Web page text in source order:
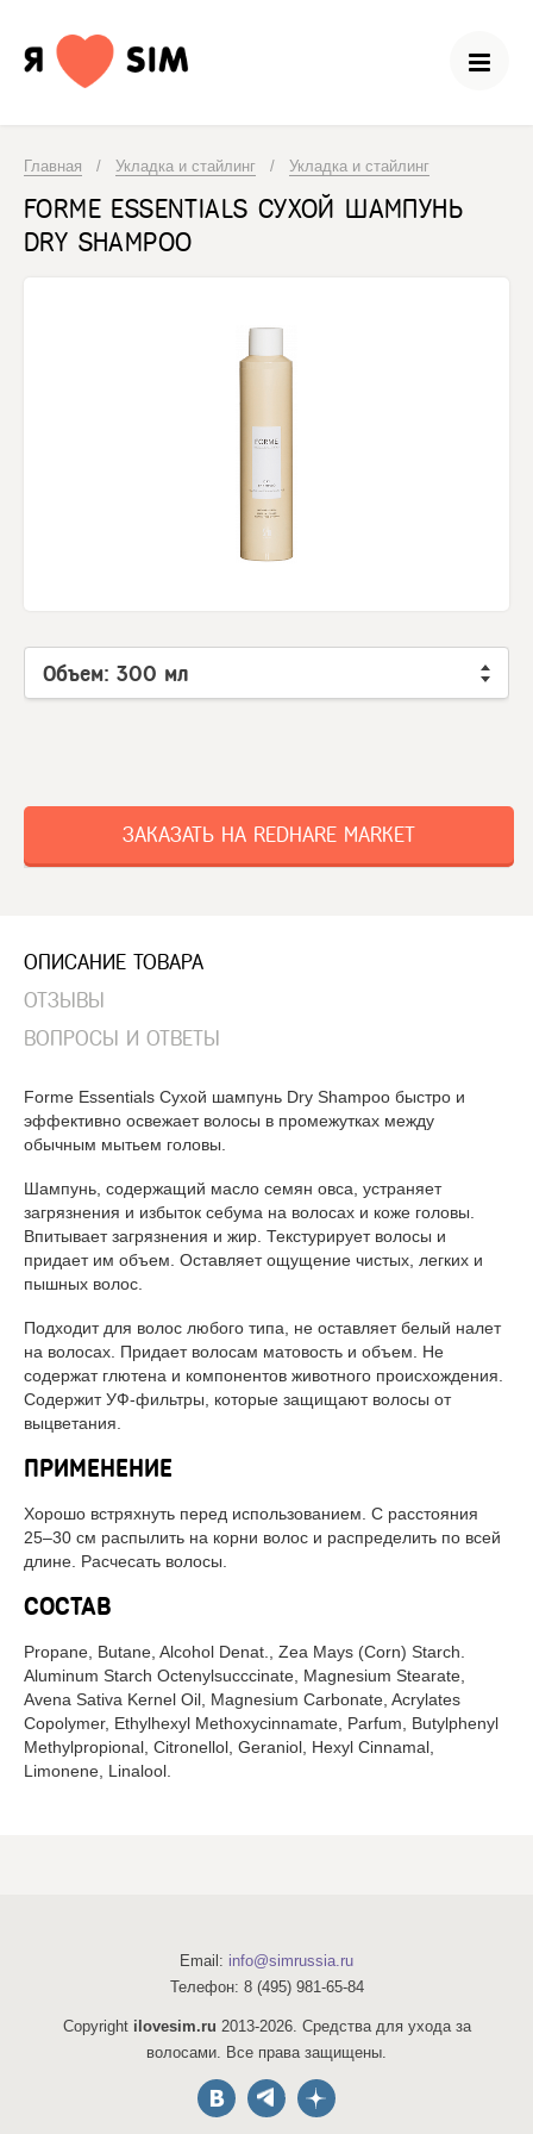
Главная / Укладка и стайлинг / Укладка и стайлинг
FORME ESSENTIALS СУХОЙ ШАМПУНЬ
DRY SHAMPOO
Объем: 300 мл
ЗАКАЗАТЬ НА REDHARE MARKET
ОПИСАНИЕ ТОВАРА
ОТЗЫВЫ
ВОПРОСЫ И ОТВЕТЫ
Forme Essentials Сухой шампунь Dry Shampoo быстро и
эффективно освежает волосы в промежутках между
обычным мытьем головы.
Шампунь, содержащий масло семян овса, устраняет
загрязнения и избыток себума на волосах и коже головы.
Впитывает загрязнения и жир. Текстурирует волосы и
придает им объем. Оставляет ощущение чистых, легких и
пышных волос.
Подходит для волос любого типа, не оставляет белый налет
на волосах. Придает волосам матовость и объем. Не
содержат глютена и компонентов животного происхождения.
Содержит УФ-фильтры, которые защищают волосы от
выцветания.
ПРИМЕНЕНИЕ
Хорошо встряхнуть перед использованием. С расстояния
25–30 см распылить на корни волос и распределить по всей
длине. Расчесать волосы.
СОСТАВ
Propane, Butane, Alcohol Denat., Zea Mays (Corn) Starch.
Aluminum Starch Octenylsucccinate, Magnesium Stearate,
Avena Sativa Kernel Oil, Magnesium Carbonate, Acrylates
Copolymer, Ethylhexyl Methoxycinnamate, Parfum, Butylphenyl
Methylpropional, Citronellol, Geraniol, Hexyl Cinnamal,
Limonene, Linalool.
Email: info@simrussia.ru
Телефон: 8 (495) 981-65-84
Copyright ilovesim.ru 2013-2026. Средства для ухода за
волосами. Все права защищены.